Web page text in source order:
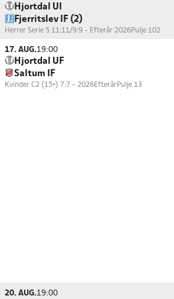
Hjortdal UI
Fjerritslev IF (2)
Herrer Serie 5 11:11/9:9 - Efterår 2026Pulje 102
17. AUG.19:00
Hjortdal UF
Saltum IF
Kvinder C2 (15+) 7:7 - 2026EfterårPulje 13
20. AUG.19:00